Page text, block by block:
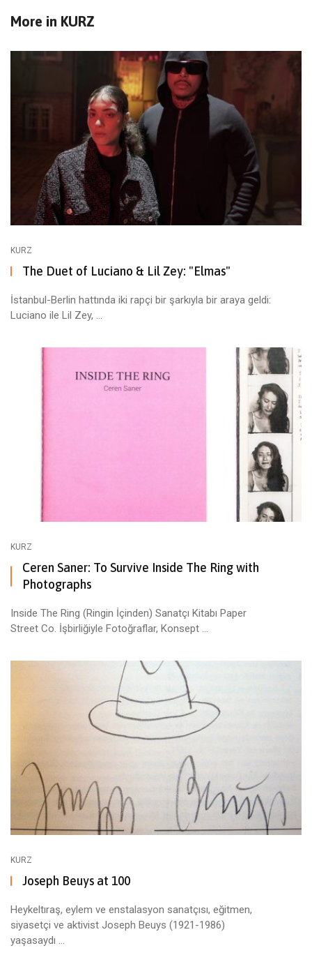
More in KURZ
KURZ
The Duet of Luciano & Lil Zey: "Elmas"
İstanbul-Berlin hattında iki rapçi bir şarkıyla bir araya geldi:
Luciano ile Lil Zey, ...
KURZ
Ceren Saner: To Survive Inside The Ring with
Photographs
Inside The Ring (Ringin İçinden) Sanatçı Kitabı Paper
Street Co. İşbirliğiyle Fotoğraflar, Konsept ...
KURZ
Joseph Beuys at 100
Heykeltıraş, eylem ve enstalasyon sanatçısı, eğitmen,
siyasetçi ve aktivist Joseph Beuys (1921-1986)
yaşasaydı ...